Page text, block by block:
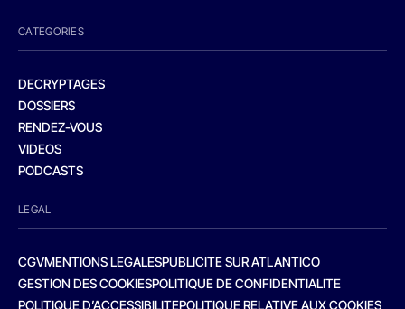
CATEGORIES
DECRYPTAGES
DOSSIERS
RENDEZ-VOUS
VIDEOS
PODCASTS
LEGAL
CGVMENTIONS LEGALESPUBLICITE SUR ATLANTICO
GESTION DES COOKIESPOLITIQUE DE CONFIDENTIALITE
POLITIQUE D’ACCESSIBILITEPOLITIQUE RELATIVE AUX COOKIES